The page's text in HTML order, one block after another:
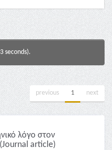
seconds).
previous 1 next
λόγο στον
article)